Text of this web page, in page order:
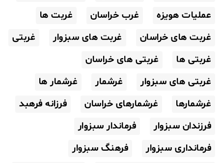
عملیات هویزه
غرب خراسان
غربت ها
غربت های خراسان
غربت های سبزوار
غربتی
غربتی ها
غربتی های خراسان
غربتی های سبزوار
غرشمار
غرشمار ها
غرشمارها
غرشمارهای خراسان
فرزانه فرهبد
فرزندان سبزوار
فرماندار سبزوار
فرمانداری سبزوار
فرهنگ سبزوار